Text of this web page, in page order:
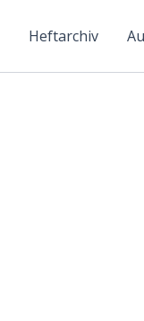
Heftarchiv